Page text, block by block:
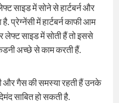
साइड में सोने से हार्टबर्न और
प्रेग्नेंसी में हार्टबर्न काफी आम
साइड में सोती हैं तो इससे
अच्छे से काम करती हैं.
और गैस की समस्या रहती हैं उनके
साबित हो सकती है.